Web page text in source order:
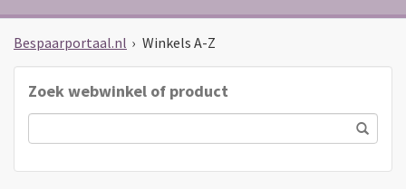
Bespaarportaal.nl › Winkels A-Z
Zoek webwinkel of product